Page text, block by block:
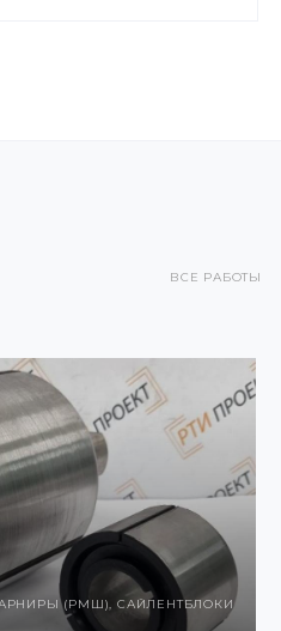
ВСЕ РАБОТЫ
(РМШ), САЙЛЕНТБЛОКИ